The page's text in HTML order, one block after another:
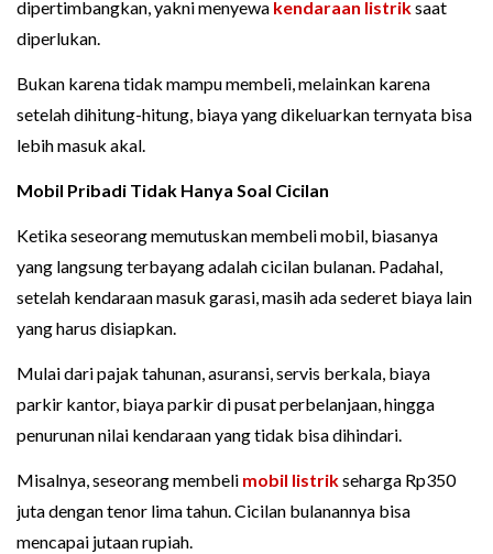
dipertimbangkan, yakni menyewa kendaraan listriksaat
diperlukan.
Bukan karena tidak mampu membeli, melainkan karena
setelah dihitung-hitung, biaya yang dikeluarkan ternyata bisa
lebih masuk akal.
Mobil Pribadi Tidak Hanya Soal Cicilan
Ketika seseorang memutuskan membeli mobil, biasanya
yang langsung terbayang adalah cicilan bulanan. Padahal,
setelah kendaraan masuk garasi, masih ada sederet biaya lain
yang harus disiapkan.
Mulai dari pajak tahunan, asuransi, servis berkala, biaya
parkir kantor, biaya parkir di pusat perbelanjaan, hingga
penurunan nilai kendaraan yang tidak bisa dihindari.
Misalnya, seseorang membeli mobil listrikseharga Rp350
juta dengan tenor lima tahun. Cicilan bulanannya bisa
mencapai jutaan rupiah.